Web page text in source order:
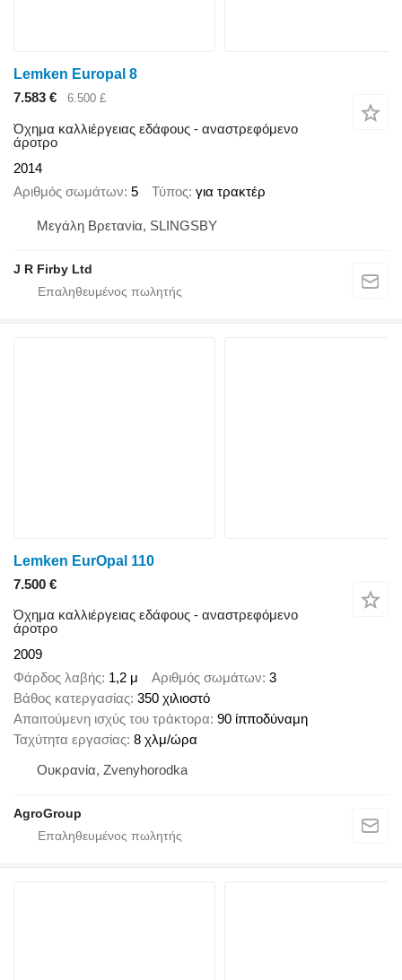
Lemken Europal 8
7.583 €
6.500 £
Όχημα καλλιέργειας εδάφους - αναστρεφόμενο
άροτρο
2014
Αριθμός σωμάτων 5 Τύπος για τρακτέρ
Μεγάλη Βρετανία, SLINGSBY
J R Firby Ltd
Lemken EurOpal 110
7.500 €
Όχημα καλλιέργειας εδάφους - αναστρεφόμενο
άροτρο
2009
Φάρδος λαβής 1,2 μ Αριθμός σωμάτων 3
Βάθος κατεργασίας 350 χιλιοστό
Απαιτούμενη ισχύς του τράκτορα 90 ίπποδύναμη
Ταχύτητα εργασίας 8 χλμ/ώρα
Ουκρανία, Zvenyhorodka
AgroGroup